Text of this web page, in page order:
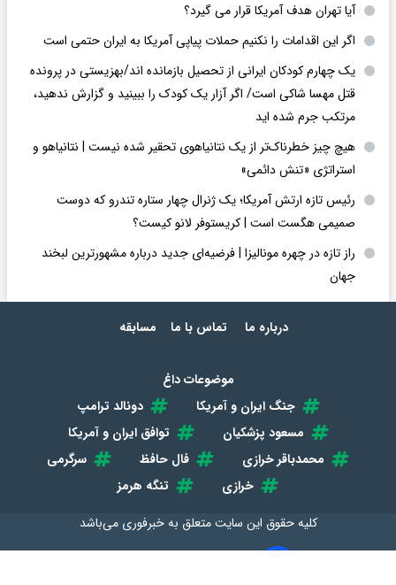
آیا تهران هدف آمریکا قرار می گیرد؟
اگر این اقدامات را نکنیم حملات پیاپی آمریکا به ایران حتمی است
یک چهارم کودکان ایرانی از تحصیل بازمانده اند/بهزیستی در پرونده
قتل مهسا شاکی است/ اگر آزار یک کودک را ببینید و گزارش ندهید،
مرتکب جرم شده اید
هیچ چیز خطرناک‌تر از یک نتانیاهوی تحقیر شده نیست | نتانیاهو و
استراتژی «تنش دائمی»
رئیس تازه ارتش آمریکا؛ یک ژنرال چهار ستاره تندرو که دوست
صمیمی هگست است | کریستوفر لانو کیست؟
راز تازه در چهره مونالیزا | فرضیه‌ای جدید درباره مشهورترین لبخند
جهان
درباره ما تماس با ما مسابقه
موضوعات داغ
جنگ ایران و آمریکا
دونالد ترامپ
مسعود پزشکیان
توافق ایران و آمریکا
محمدباقر خرازی
فال حافظ
سرگرمی
خرازی
تنگه هرمز
کلیه حقوق این سایت متعلق بهخبرفوری می‌باشد